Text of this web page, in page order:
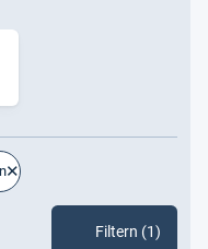
Filtern (1)